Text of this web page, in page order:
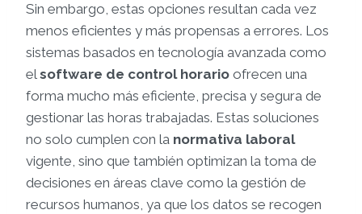
Sin embargo, estas opciones resultan cada vez
menos eficientes y más propensas a errores. Los
sistemas basados en tecnología avanzada como
elsoftware de control horario ofrecen una
forma mucho más eficiente, precisa y segura de
gestionar las horas trabajadas. Estas soluciones
no solo cumplen con la normativa laboral
vigente, sino que también optimizan la toma de
decisiones en áreas clave como la gestión de
recursos humanos, ya que los datos se recogen